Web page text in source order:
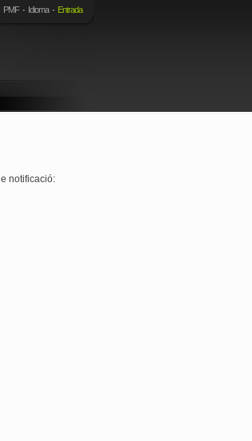
PMF Idioma Entrada
notificació: